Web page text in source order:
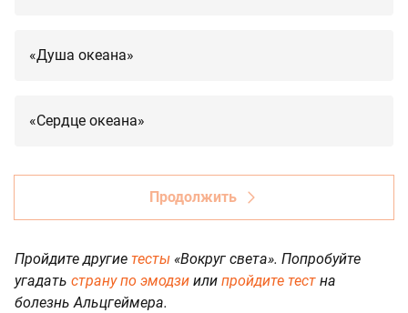
«Душа океана»
«Сердце океана»
Продолжить
Пройдите другие тесты «Вокруг света». Попробуйте
угадать страну по эмодзи или пройдите тест на
болезнь Альцгеймера.